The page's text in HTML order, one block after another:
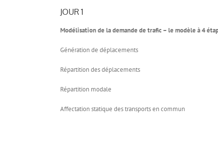
JOUR 1
Modélisation de la demande de trafic – le modèle à 4
Génération de déplacements
Répartition des déplacements
Répartition modale
Affectation statique des transports en commun